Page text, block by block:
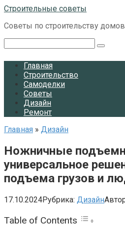
Перейти
контенту
Строительные советы
Советы по строительству домов
Главная
Строительство
Самоделки
Советы
Дизайн
Ремонт
Главная » Дизайн
Ножничные
универсальное
подъема грузов и
17.10.2024Рубрика: Дизайн
Table of Contents